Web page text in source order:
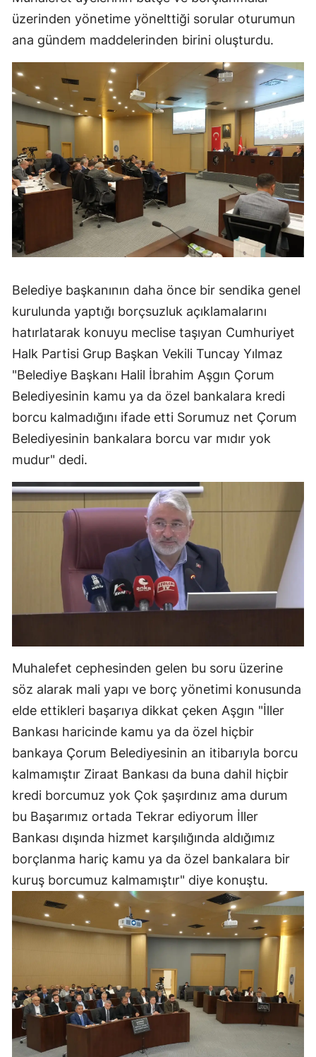
Malatya
Manisa
Kahramanmaraş
Mardin
Muğla
Muş
Nevşehir
Niğde
Ordu
Sakarya
Samsun
Siirt
Sinop
Tokat
Trabzon
Şanlıurfa
Uşak
Zonguldak
Aksaray
Bayburt
Karaman
Kırıkkale
Batman
Şırnak
Bartın
Ardahan
Iğdır
Karabük
üzerinden yönetime yönelttiği sorular oturumun
ana gündem maddelerinden birini oluşturdu.
Belediye başkanının daha önce bir sendika genel
kurulunda yaptığı borçsuzluk açıklamalarını
hatırlatarak konuyu meclise taşıyan Cumhuriyet
Halk Partisi Grup Başkan Vekili Tuncay Yılmaz
"Belediye Başkanı Halil İbrahim Aşgın Çorum
Belediyesinin kamu ya da özel bankalara kredi
borcu kalmadığını ifade etti Sorumuz net Çorum
Belediyesinin bankalara borcu var mıdır yok
mudur" dedi.
Muhalefet cephesinden gelen bu soru üzerine
söz alarak mali yapı ve borç yönetimi konusunda
elde ettikleri başarıya dikkat çeken Aşgın "İller
Bankası haricinde kamu ya da özel hiçbir
bankaya Çorum Belediyesinin an itibarıyla borcu
kalmamıştır Ziraat Bankası da buna dahil hiçbir
kredi borcumuz yok Çok şaşırdınız ama durum
bu Başarımız ortada Tekrar ediyorum İller
Bankası dışında hizmet karşılığında aldığımız
borçlanma hariç kamu ya da özel bankalara bir
kuruş borcumuz kalmamıştır" diye konuştu.